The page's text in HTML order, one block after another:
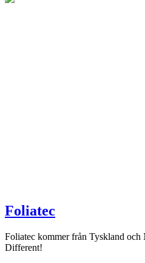
Foliatec
Foliatec kommer från Tyskland och
Different!